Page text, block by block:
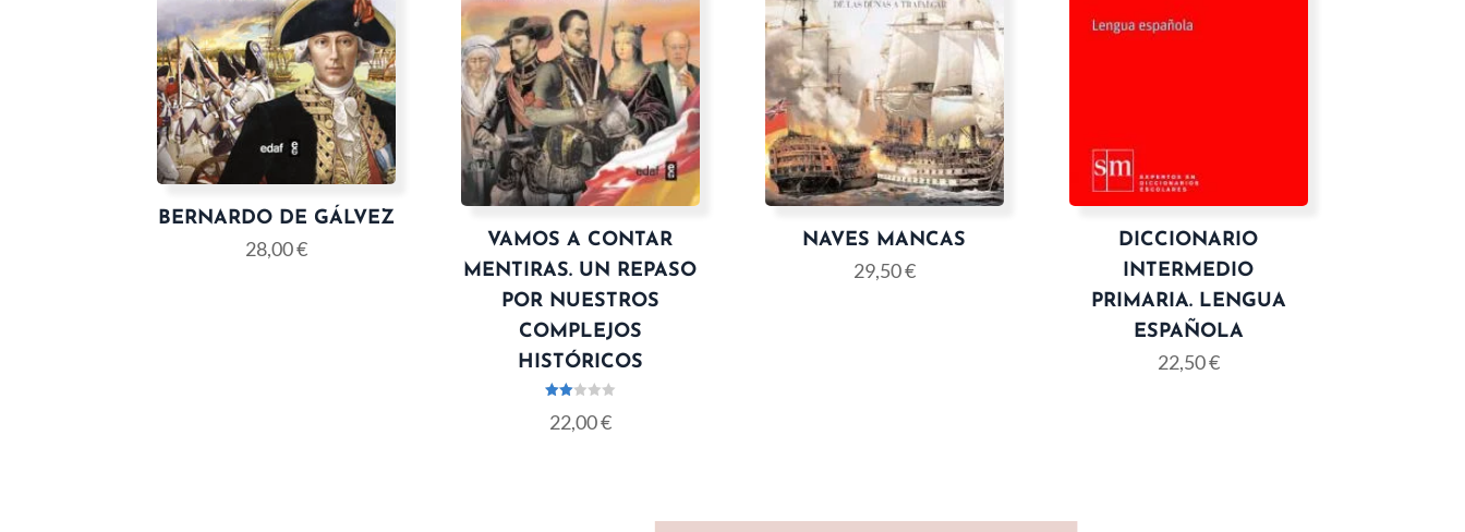
BERNARDO DE GÁLVEZ
28,00€
VAMOS A CONTAR
MENTIRAS. UN REPASO
POR NUESTROS
COMPLEJOS
HISTÓRICOS
rado
22,00€
NAVES MANCAS
29,50€
DICCIONARIO
INTERMEDIO
PRIMARIA. LENGUA
ESPAÑOLA
22,50€